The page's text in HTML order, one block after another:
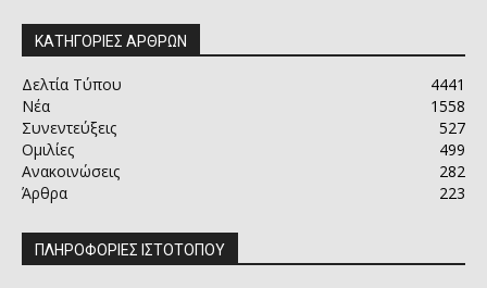
ΚΑΤΗΓΟΡΙΕΣ ΑΡΘΡΩΝ
Δελτία Τύπου
4441
Νέα
1558
Συνεντεύξεις
527
Ομιλίες
499
Ανακοινώσεις
282
Άρθρα
223
ΠΛΗΡΟΦΟΡΙΕΣ ΙΣΤΟΤΟΠΟΥ